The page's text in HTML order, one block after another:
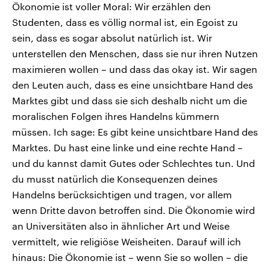
Ökonomie ist voller Moral: Wir erzählen den
Studenten, dass es völlig normal ist, ein Egoist zu
sein, dass es sogar absolut natürlich ist. Wir
unterstellen den Menschen, dass sie nur ihren Nutzen
maximieren wollen – und dass das okay ist. Wir sagen
den Leuten auch, dass es eine unsichtbare Hand des
Marktes gibt und dass sie sich deshalb nicht um die
moralischen Folgen ihres Handelns kümmern
müssen. Ich sage: Es gibt keine unsichtbare Hand des
Marktes. Du hast eine linke und eine rechte Hand –
und du kannst damit Gutes oder Schlechtes tun. Und
du musst natürlich die Konsequenzen deines
Handelns berücksichtigen und tragen, vor allem
wenn Dritte davon betroffen sind. Die Ökonomie wird
an Universitäten also in ähnlicher Art und Weise
vermittelt, wie religiöse Weisheiten. Darauf will ich
hinaus: Die Ökonomie ist – wenn Sie so wollen – die